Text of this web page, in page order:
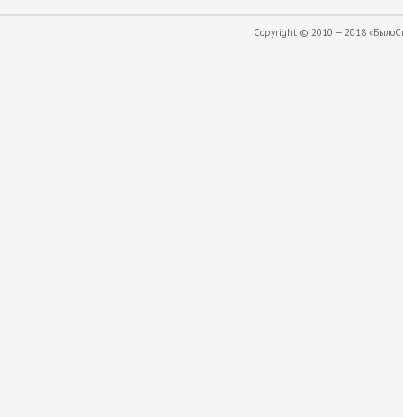
Copyright © 2010 — 2018